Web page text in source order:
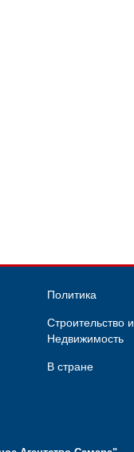
Политика
Строительство и
Недвижимость
В стране